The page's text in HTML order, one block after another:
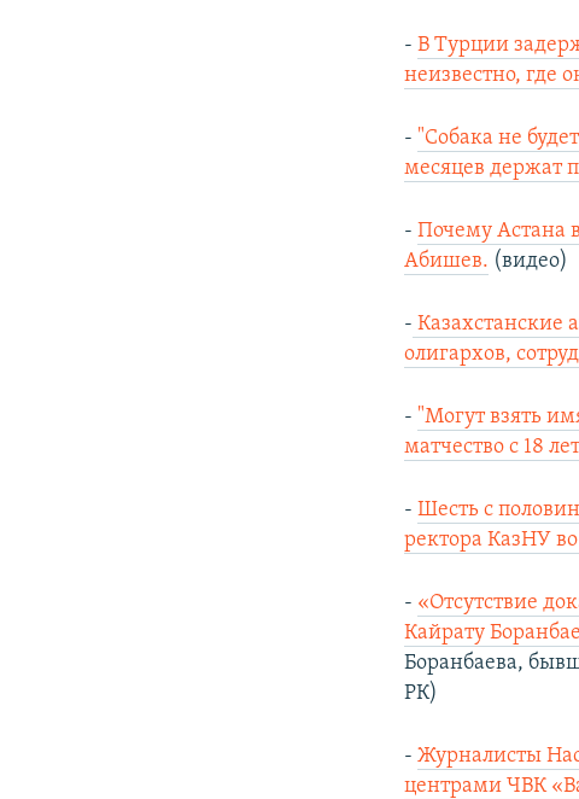
-В Турции
неизвестно, где
- "Собака не
месяцев держат
-Почему Астана
Абишев. (видео)
- Казахстанские
олигархов,
- "Могут взять
матчество с 18
-Шесть с
ректора КазНУ
- «Отсутствие
Кайрату
Боранбаева,
РК)
-Журналисты
центрами ЧВК